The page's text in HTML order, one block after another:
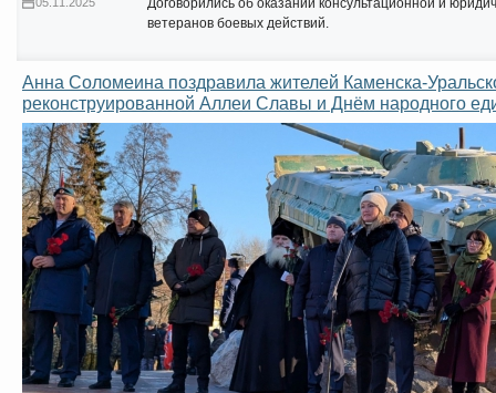
Договорились об оказании консультационной и
ветеранов боевых действий.
Анна Соломеина поздравила жителей Каменска-
реконструированной Аллеи Славы и Днём народного